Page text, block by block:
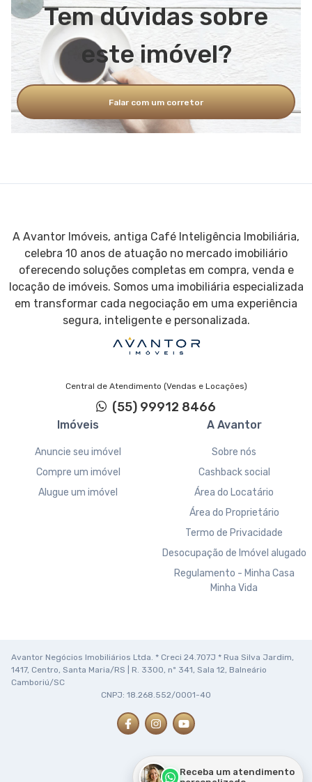
Tem dúvidas sobre
este imóvel?
Falar com um corretor
A Avantor Imóveis, antiga Café Inteligência Imobiliária,
celebra 10 anos de atuação no mercado imobiliário
oferecendo soluções completas em compra, venda e
locação de imóveis. Somos uma imobiliária especializada
em transformar cada negociação em uma experiência
segura, inteligente e personalizada.
Central de Atendimento (Vendas e Locações)
(55) 99912 8466
Imóveis
Anuncie seu imóvel
Compre um imóvel
Alugue um imóvel
A Avantor
Sobre nós
Cashback social
Área do Locatário
Área do Proprietário
Termo de Privacidade
Desocupação de Imóvel alugado
Regulamento - Minha Casa
Minha Vida
Avantor Negócios Imobiliários Ltda. * Creci 24.707J * Rua Silva Jardim,
1417, Centro, Santa Maria/RS | R. 3300, nº 341, Sala 12, Balneário
Camboriú/SC
CNPJ: 18.268.552/0001-40
Receba um atendimento